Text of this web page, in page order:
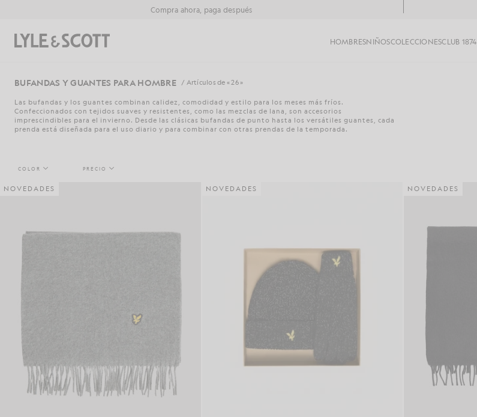
Compra ahora, paga después
HOMBRESNIÑOSCOLECCIONESCLUB 1874
Buscar
BUFANDAS Y GUANTES PARA HOMBRE / Artículos de « 26 »
Las bufandas y los guantes combinan calidez, comodidad y estilo para los meses más fríos.
Confeccionados con tejidos suaves y resistentes, como las mezclas de lana, son accesorios
imprescindibles para el invierno. Desde las clásicas bufandas de punto hasta los versátiles guantes, cada
prenda está diseñada para el uso diario y para combinar con otras prendas de la temporada.
COLOR PRECIO
NOVEDADES NOVEDADES NOVEDADES